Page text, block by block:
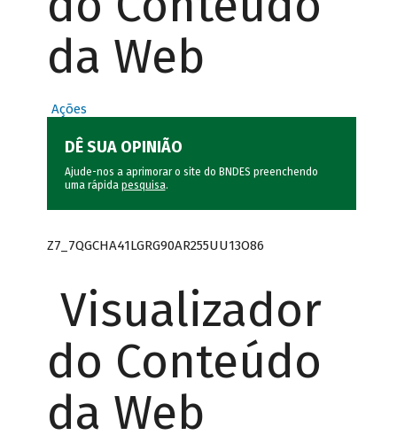
da Web
Ações
DÊ SUA OPINIÃO
Ajude-nos a aprimorar o site do BNDES preenchendo
uma rápida pesquisa.
Z7_7QGCHA41LGRG90AR255UU13O86
Visualizador
do Conteúdo
da Web